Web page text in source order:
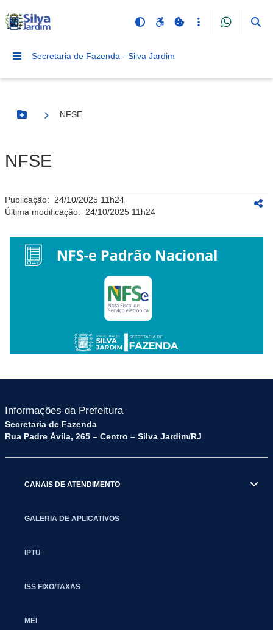
Secretaria de Fazenda - Silva Jardim
Botão Menu
NFSE
NFSE
Publicação: 24/10/2025 11h24
Última modificação: 24/10/2025 11h24
Informações da Prefeitura
Secretaria de Fazenda
Rua Padre Ávila, 265 – Centro – Silva Jardim/RJ
CANAIS DE ATENDIMENTO
GALERIA DE APLICATIVOS
IPTU
ISS FIXO/TAXAS
MEI